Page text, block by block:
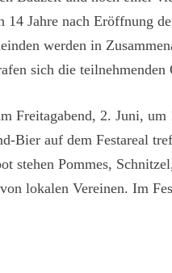
14 Jahre nach Eröffnung
werden in
sich die
­Freitagabend, 2. Juni,
Bier auf dem Festareal
stehen Pommes,
lokalen Vereinen. Im